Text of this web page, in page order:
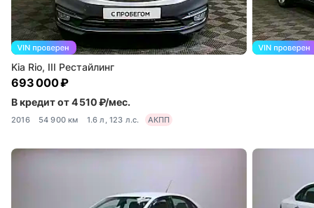
Kia Rio, III Рестайлинг
693 000 ₽
В кредит от 4 510 ₽/мес.
2016 54 900 км 1.6 л, 123 л.с. АКПП